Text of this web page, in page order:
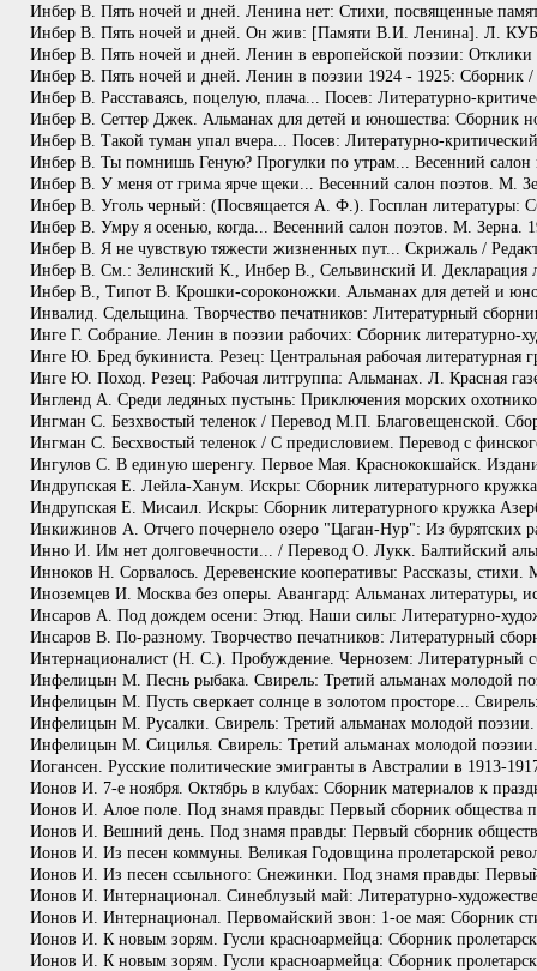
Инбер В. Пять ночей и дней. Ленина нет: Стихи, посвященные
Инбер В. Пять ночей и дней. Он жив: [Памяти В.И. Ленина]. Л.
Инбер В. Пять ночей и дней. Ленин в европейской поэзии:
Инбер В. Пять ночей и дней. Ленин в поэзии 1924 - 1925:
Инбер В. Расставаясь, поцелую, плача... Посев: Литературно-
Инбер В. Сеттер Джек. Альманах для детей и юношества:
Инбер В. Такой туман упал вчера... Посев: Литературно-
Инбер В. Ты помнишь Геную? Прогулки по утрам... Весенний салон
Инбер В. У меня от грима ярче щеки... Весенний салон поэтов. М.
Инбер В. Уголь черный: (Посвящается А. Ф.). Госплан литературы:
Инбер В. Умру я осенью, когда... Весенний салон поэтов. М. Зерна.
Инбер В. Я не чувствую тяжести жизненных пут... Скрижаль /
Инбер В. См.: Зелинский К., Инбер В., Сельвинский И. Декларация
Инбер В., Типот В. Крошки-сороконожки. Альманах для детей и
Инвалид. Сдельщина. Творчество печатников: Литературный
Инге Г. Собрание. Ленин в поэзии рабочих: Сборник литературно-
Инге Ю. Бред букиниста. Резец: Центральная рабочая
Инге Ю. Поход. Резец: Рабочая литгруппа: Альманах. Л. Красная
Ингленд А. Среди ледяных пустынь: Приключения морских
Ингман С. Безхвостый теленок / Перевод М.П. Благовещенской.
Ингман С. Бесхвостый теленок / С предисловием. Перевод с
Ингулов С. В единую шеренгу. Первое Мая. Краснококшайск.
Индрупская Е. Лейла-Ханум. Искры: Сборник литературного кружка
Индрупская Е. Мисаил. Искры: Сборник литературного кружка
Инкижинов А. Отчего почернело озеро "Цаган-Нур": Из бурятских
Инно И. Им нет долговечности... / Перевод О. Лукк. Балтийский
Инноков Н. Сорвалось. Деревенские кооперативы: Рассказы,
Иноземцев И. Москва без оперы. Авангард: Альманах литературы,
Инсаров А. Под дождем осени: Этюд. Наши силы: Литературно-
Инсаров В. По-разному. Творчество печатников: Литературный
Интернационалист (Н. С.). Пробуждение. Чернозем:
Инфелицын М. Песнь рыбака. Свирель: Третий альманах молодой
Инфелицын М. Пусть сверкает солнце в золотом просторе...
Инфелицын М. Русалки. Свирель: Третий альманах молодой
Инфелицын М. Сицилья. Свирель: Третий альманах молодой
Иогансен. Русские политические эмигранты в Австралии в 1913-
Ионов И. 7-е ноября. Октябрь в клубах: Сборник материалов к
Ионов И. Алое поле. Под знамя правды: Первый сборник общества
Ионов И. Вешний день. Под знамя правды: Первый сборник
Ионов И. Из песен коммуны. Великая Годовщина пролетарской
Ионов И. Из песен ссыльного: Снежинки. Под знамя правды:
Ионов И. Интернационал. Синеблузый май: Литературно-
Ионов И. Интернационал. Первомайский звон: 1-ое мая: Сборник
Ионов И. К новым зорям. Гусли красноармейца: Сборник
Ионов И. К новым зорям. Гусли красноармейца: Сборник